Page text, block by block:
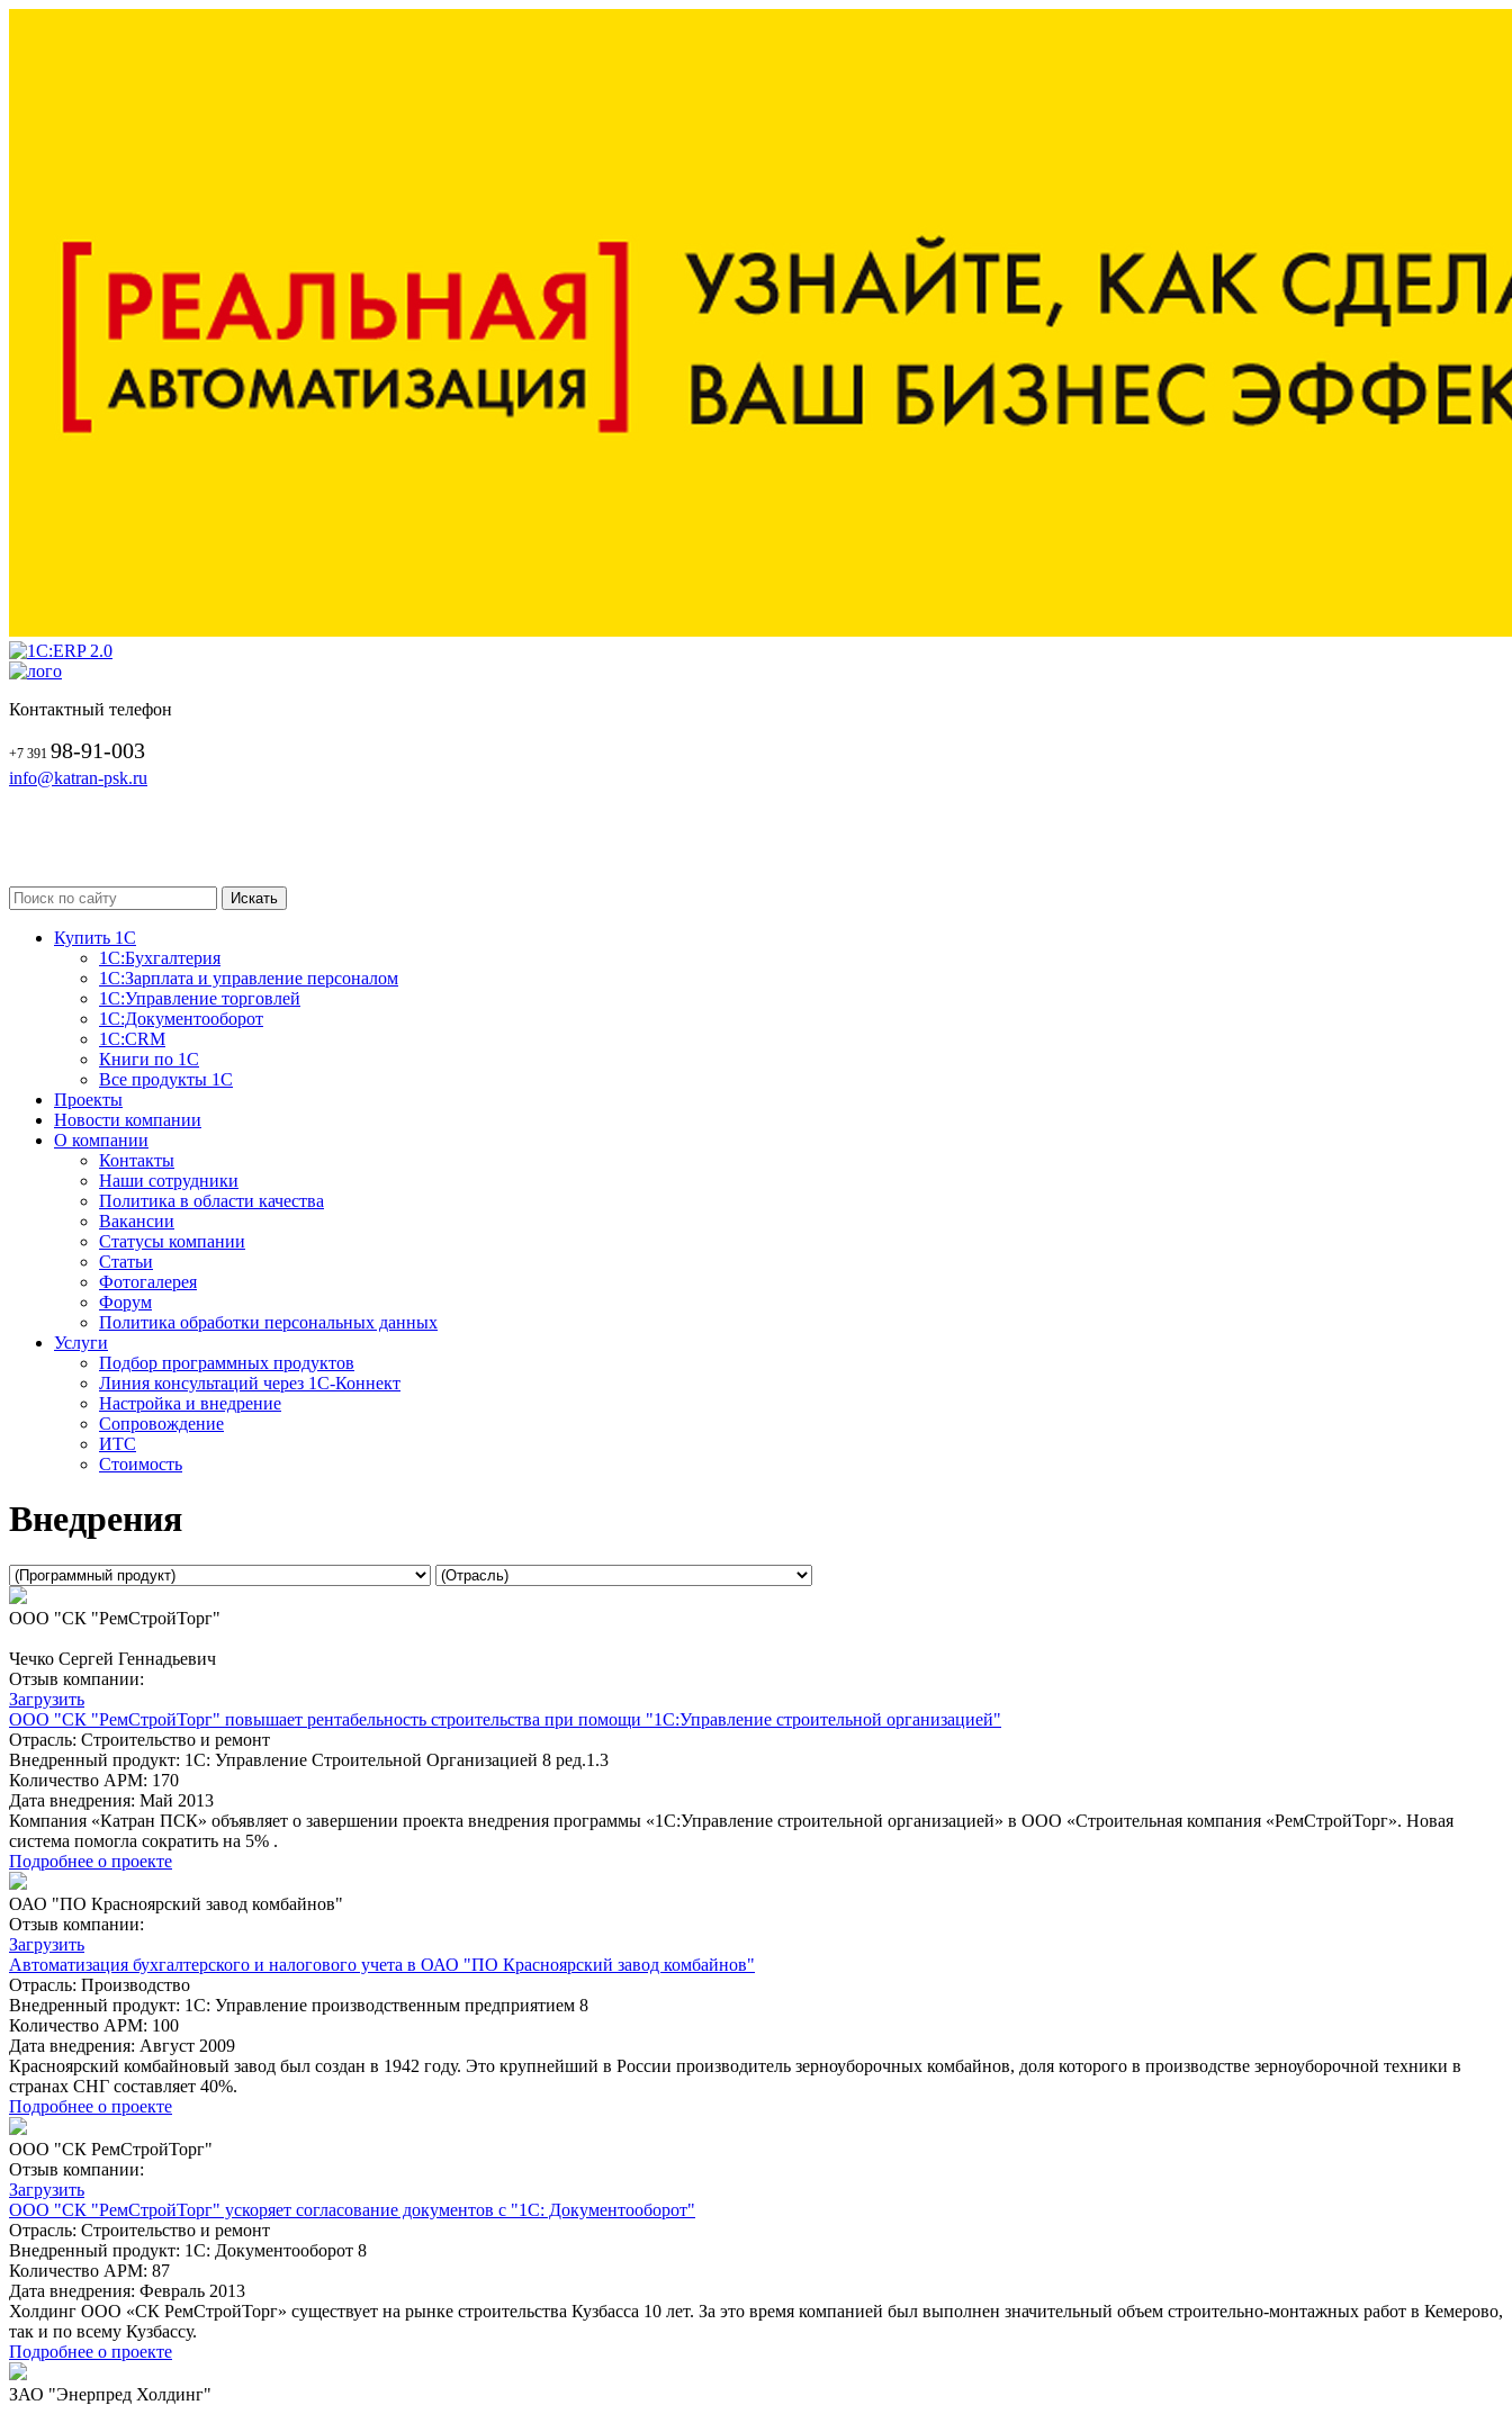
Контактный телефон
+7 391 98-91-003
info@katran-psk.ru
Купить 1С
1С:Бухгалтерия
1С:Зарплата и управление персоналом
1С:Управление торговлей
1С:Документооборот
1С:CRM
Книги по 1С
Все продукты 1С
Проекты
Новости компании
О компании
Контакты
Наши сотрудники
Политика в области качества
Вакансии
Cтатусы компании
Статьи
Фотогалерея
Форум
Политика обработки персональных данных
Услуги
Подбор программных продуктов
Линия консультаций через 1С-Коннект
Настройка и внедрение
Сопровождение
ИТС
Стоимость
Внедрения
ООО "СК "РемСтройТорг"
Чечко Сергей Геннадьевич
Отзыв компании:
Загрузить
ООО "СК "РемСтройТорг" повышает рентабельность строительства при помощи "1С:Управление строительной организацией"
Отрасль: Строительство и ремонт
Внедренный продукт: 1С: Управление Строительной Организацией 8 ред.1.3
Количество АРМ: 170
Дата внедрения: Май 2013
Компания «Катран ПСК» объявляет о завершении проекта внедрения программы «1С:Управление строительной организацией» в ООО «Строительная компания «РемСтройТорг». Новая
система помогла сократить на 5% .
Подробнее о проекте
ОАО "ПО Красноярский завод комбайнов"
Отзыв компании:
Загрузить
Автоматизация бухгалтерского и налогового учета в ОАО "ПО Красноярский завод комбайнов"
Отрасль: Производство
Внедренный продукт: 1С: Управление производственным предприятием 8
Количество АРМ: 100
Дата внедрения: Август 2009
Красноярский комбайновый завод был создан в 1942 году. Это крупнейший в России производитель зерноуборочных комбайнов, доля которого в производстве зерноуборочной техники в
странах СНГ составляет 40%.
Подробнее о проекте
ООО "СК РемСтройТорг"
Отзыв компании:
Загрузить
ООО "СК "РемСтройТорг" ускоряет согласование документов с "1С: Документооборот"
Отрасль: Строительство и ремонт
Внедренный продукт: 1С: Документооборот 8
Количество АРМ: 87
Дата внедрения: Февраль 2013
Холдинг ООО «СК РемСтройТорг» существует на рынке строительства Кузбасса 10 лет. За это время компанией был выполнен значительный объем строительно-монтажных работ в Кемерово,
так и по всему Кузбассу.
Подробнее о проекте
ЗАО "Энерпред Холдинг"